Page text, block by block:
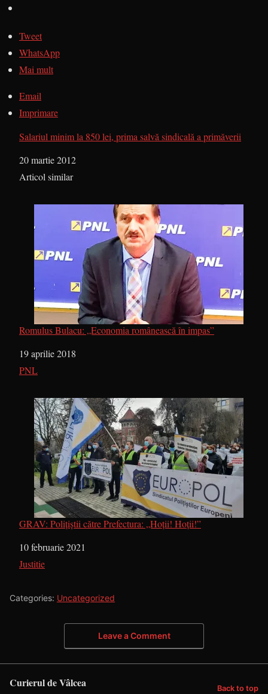
Tweet
WhatsApp
Mai mult
Email
Imprimare
Salariul minim la 850 lei, prima salvă sindicală a primăverii
Dată
20 martie 2012
În legătură cu
Articol similar
Romulus Bulacu: „Economia românească în impas”
Dată
19 aprilie 2018
În legătură cu
PNL
GRAV: Polițiștii către Prefectura: „Hoții! Hoții!”
Dată
10 februarie 2021
În legătură cu
Justitie
Categories: Uncategorized
Leave a Comment
Curierul de Vâlcea Back to top